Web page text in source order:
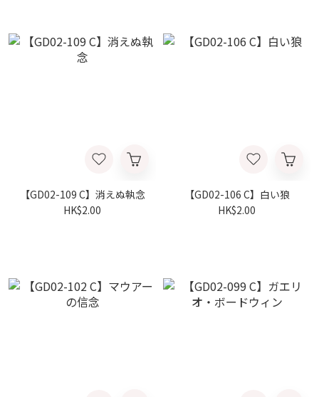
【GD02-109 C】消えぬ執念
HK$2.00
【GD02-106 C】白い狼
HK$2.00